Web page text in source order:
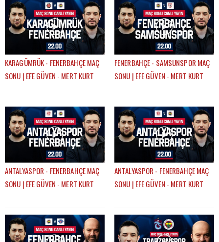
KARAGÜMRÜK - FENERBAHÇE MAÇ
SONU | EFE GÜVEN - MERT KURT
FENERBAHÇE - SAMSUNSPOR MAÇ
SONU | EFE GÜVEN - MERT KURT
ANTALYASPOR - FENERBAHÇE MAÇ
SONU | EFE GÜVEN - MERT KURT
ANTALYASPOR - FENERBAHÇE MAÇ
SONU | EFE GÜVEN - MERT KURT